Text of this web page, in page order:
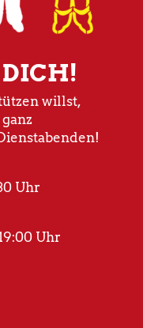
willst,
Uhr
Uhr